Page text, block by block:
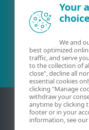
Your
choice
We and
best optimized
traffic, and serve
to the collection of
close", decline all
essential cookies
clicking "Manage
withdraw your
anytime by clicking
footer or in your
information, see our